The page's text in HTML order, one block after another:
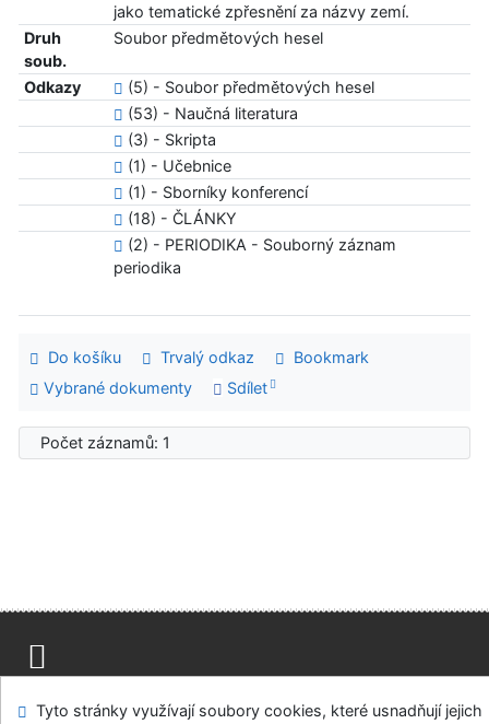
jako tematické zpřesnění za názvy zemí.
Druh
soub.
Soubor předmětových hesel
Odkazy
(5) - Soubor předmětových hesel
(53) - Naučná literatura
(3) - Skripta
(1) - Učebnice
(1) - Sborníky konferencí
(18) - ČLÁNKY
(2) - PERIODIKA - Souborný záznam
periodika
Do košíku Trvalý odkaz
Bookmark
Vybrané dokumenty
Sdílet
Počet záznamů: 1
Tyto stránky využívají soubory cookies, které usnadňují jejich